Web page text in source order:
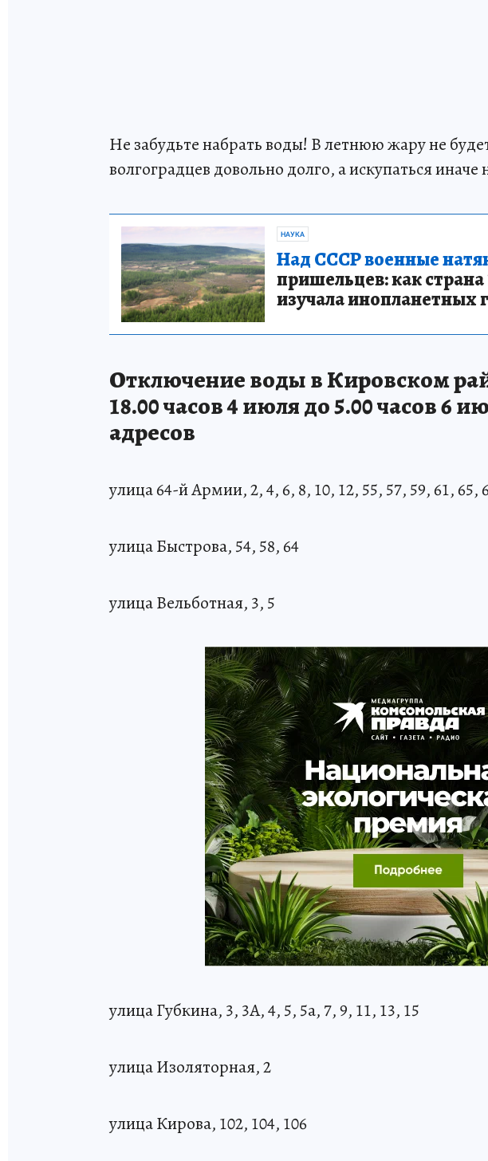
Не забудьте набрать воды! В летнюю жару не
волгоградцев довольно долго, а искупаться иначе
НАУКА
Над СССР военные
пришельцев: как страна
изучала инопланетных
Отключение воды в Кировском
18.00 часов 4 июля до 5.00 часов 6
адресов
улица 64-й Армии, 2, 4, 6, 8, 10, 12, 55, 57, 59, 61, 65,
улица Быстрова, 54, 58, 64
улица Вельботная, 3, 5
улица Губкина, 3, 3A, 4, 5, 5а, 7, 9, 11, 13, 15
улица Изоляторная, 2
улица Кирова, 102, 104, 106